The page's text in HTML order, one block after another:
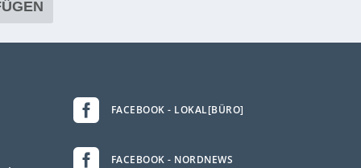
 FACEBOOK - LOKAL[BÜRO]
 FACEBOOK - NORDNEWS